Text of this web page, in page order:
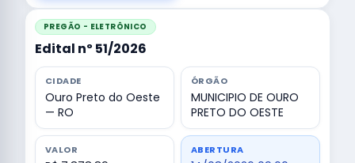
PREGÃO - ELETRÔNICO
Edital nº 51/2026
CIDADE
Ouro Preto do Oeste
— RO
ÓRGÃO
MUNICIPIO DE OURO
PRETO DO OESTE
VALOR ABERTURA